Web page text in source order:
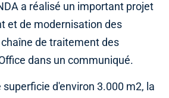
a réalisé un important projet
et de modernisation des
de traitement des
dans un communiqué.
d'environ 3.000 m2, la